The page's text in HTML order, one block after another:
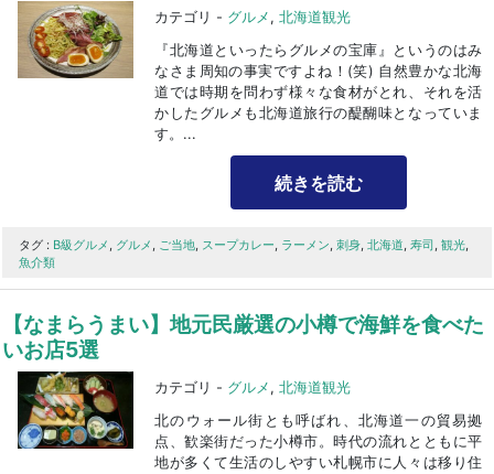
カテゴリ - グルメ ,北海道観光
『北海道といったらグルメの宝庫』というのはみ
なさま周知の事実ですよね！(笑) 自然豊かな北海
道では時期を問わず様々な食材がとれ、それを活
かしたグルメも北海道旅行の醍醐味となっていま
す。...
続きを読む
タグ : B級グルメ , グルメ , ご当地, スープカレー, ラーメン, 刺身, 北海道, 寿司 , 観光,
魚介類
【なまらうまい】地元民厳選の小樽で海鮮を食べた
いお店5選
カテゴリ - グルメ ,北海道観光
北のウォール街とも呼ばれ、北海道一の貿易拠
点、歓楽街だった小樽市。時代の流れとともに平
地が多くて生活のしやすい札幌市に人々は移り住